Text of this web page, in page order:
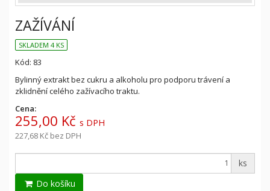
ZAŽÍVÁNÍ
SKLADEM 4 KS
Kód: 83
Bylinný extrakt bez cukru a alkoholu pro podporu trávení a
zklidnění celého zažívacího traktu.
Cena:
255,00 Kč s DPH
227,68 Kč bez DPH
ks
Do košíku